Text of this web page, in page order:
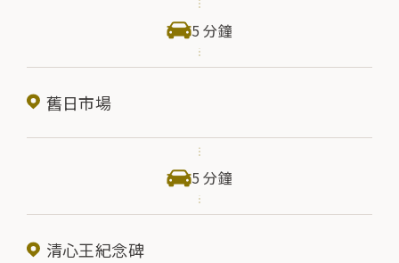
5 分鐘
舊日市場
5 分鐘
清心王紀念碑